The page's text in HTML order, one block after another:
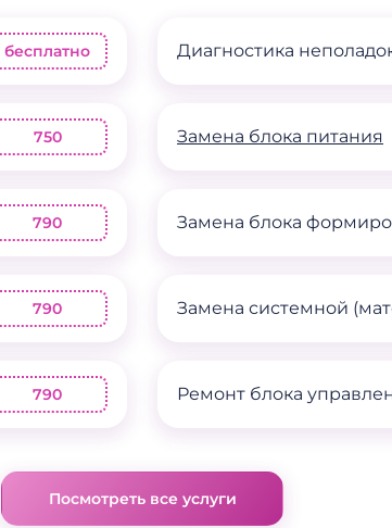
бесплатно Диагностика
750 Замена блока питания
790 Замена блока
790 Замена системной
790 Ремонт блока
Посмотреть все услуги